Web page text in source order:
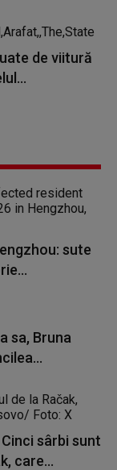
de viitură
sute
sa, Bruna
sârbi sunt
care...